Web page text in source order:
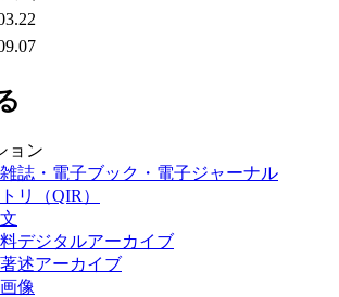
ョン
誌・電子ブック・電子ジャーナル
リ（QIR）
デジタルアーカイブ
述アーカイブ
像